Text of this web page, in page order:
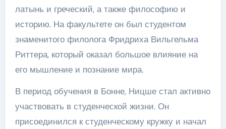
латынь и греческий, а также философию и
историю. На факультете он был студентом
знаменитого филолога Фридриха Вильгельма
Риттера, который оказал большое влияние на
его мышление и познание мира.
В период обучения в Бонне, Ницше стал активно
участвовать в студенческой жизни. Он
присоединился к студенческому кружку и начал